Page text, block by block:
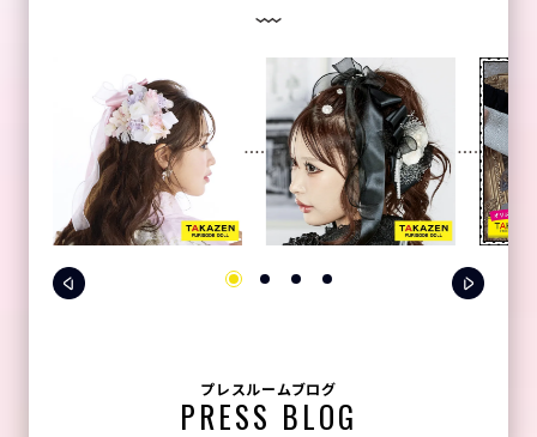
プレスルームブログ
PRESS BLOG